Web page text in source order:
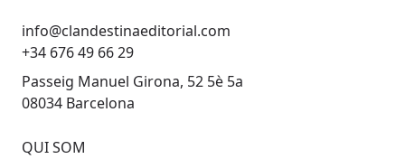
info@clandestinaeditorial.com
+34 676 49 66 29
Passeig Manuel Girona, 52 5è 5a
08034 Barcelona
QUI SOM